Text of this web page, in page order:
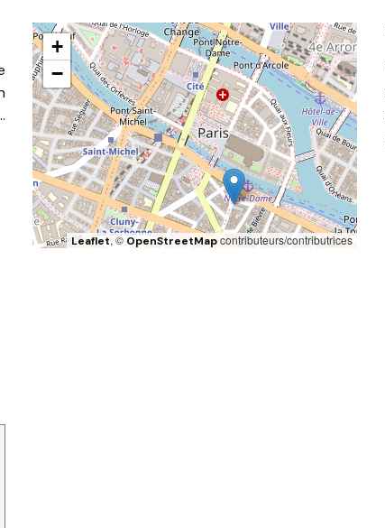
+
−
Leaflet, ©OpenStreetMapcontributeurs/contributrices